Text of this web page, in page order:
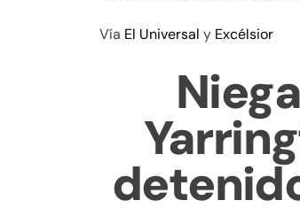
Vía El Universal y Excélsior